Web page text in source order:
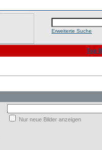
Erweiterte Suche
Top
Nur neue Bilder anzeigen